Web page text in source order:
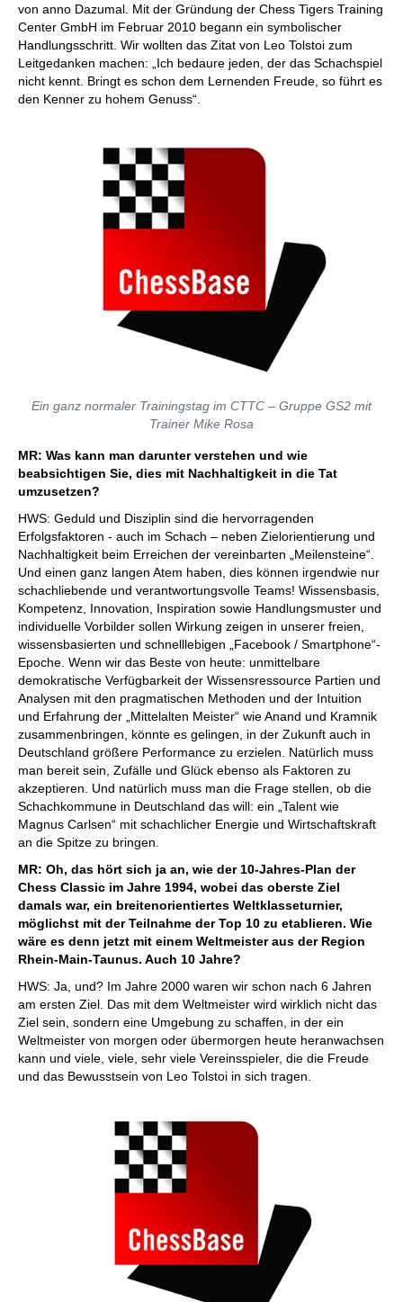
von anno Dazumal. Mit der Gründung der Chess Tigers Training
Center GmbH im Februar 2010 begann ein symbolischer
Handlungsschritt. Wir wollten das Zitat von Leo Tolstoi zum
Leitgedanken machen: „Ich bedaure jeden, der das Schachspiel
nicht kennt. Bringt es schon dem Lernenden Freude, so führt es
den Kenner zu hohem Genuss“.
Ein ganz normaler Trainingstag im CTTC – Gruppe GS2 mit
Trainer Mike Rosa
MR: Was kann man darunter verstehen und wie
beabsichtigen Sie, dies mit Nachhaltigkeit in die Tat
umzusetzen?
HWS: Geduld und Disziplin sind die hervorragenden
Erfolgsfaktoren - auch im Schach – neben Zielorientierung und
Nachhaltigkeit beim Erreichen der vereinbarten „Meilensteine“.
Und einen ganz langen Atem haben, dies können irgendwie nur
schachliebende und verantwortungsvolle Teams! Wissensbasis,
Kompetenz, Innovation, Inspiration sowie Handlungsmuster und
individuelle Vorbilder sollen Wirkung zeigen in unserer freien,
wissensbasierten und schnelllebigen „Facebook / Smartphone“-
Epoche. Wenn wir das Beste von heute: unmittelbare
demokratische Verfügbarkeit der Wissensressource Partien und
Analysen mit den pragmatischen Methoden und der Intuition
und Erfahrung der „Mittelalten Meister“ wie Anand und Kramnik
zusammenbringen, könnte es gelingen, in der Zukunft auch in
Deutschland größere Performance zu erzielen. Natürlich muss
man bereit sein, Zufälle und Glück ebenso als Faktoren zu
akzeptieren. Und natürlich muss man die Frage stellen, ob die
Schachkommune in Deutschland das will: ein „Talent wie
Magnus Carlsen“ mit schachlicher Energie und Wirtschaftskraft
an die Spitze zu bringen.
MR: Oh, das hört sich ja an, wie der 10-Jahres-Plan der
Chess Classic im Jahre 1994, wobei das oberste Ziel
damals war, ein breitenorientiertes Weltklasseturnier,
möglichst mit der Teilnahme der Top 10 zu etablieren. Wie
wäre es denn jetzt mit einem Weltmeister aus der Region
Rhein-Main-Taunus. Auch 10 Jahre?
HWS: Ja, und? Im Jahre 2000 waren wir schon nach 6 Jahren
am ersten Ziel. Das mit dem Weltmeister wird wirklich nicht das
Ziel sein, sondern eine Umgebung zu schaffen, in der ein
Weltmeister von morgen oder übermorgen heute heranwachsen
kann und viele, viele, sehr viele Vereinsspieler, die die Freude
und das Bewusstsein von Leo Tolstoi in sich tragen.